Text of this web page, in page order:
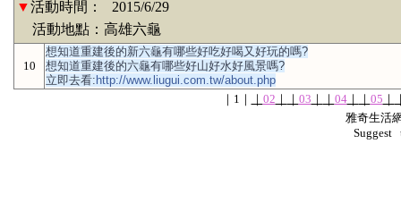
▼活動時間：
2015/6/29
活動地點：高雄六龜
10
想知道重建後的新六龜有哪些好吃好喝又好玩的嗎?
想知道重建後的六龜有哪些好山好水好風景嗎?
立即去看: http://www.liugui.com.tw/about.php
｜ 1 ｜ ｜ 02 ｜ ｜ 03 ｜ ｜ 04｜ ｜ 05 ｜
雅奇生活
Suggest